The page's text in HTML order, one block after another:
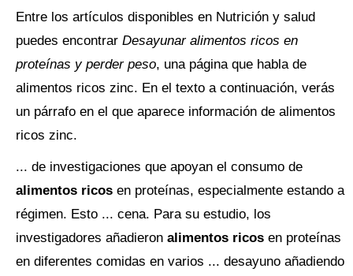
Entre los artículos disponibles en Nutrición y salud
puedes encontrar Desayunar alimentos ricos en
proteínas y perder peso, una página que habla de
alimentos ricos zinc. En el texto a continuación, verás
un párrafo en el que aparece información de alimentos
ricos zinc.
... de investigaciones que apoyan el consumo de
alimentos ricos en proteínas, especialmente estando a
régimen. Esto ... cena. Para su estudio, los
investigadores añadieron alimentos ricos en proteínas
en diferentes comidas en varios ... desayuno añadiendo